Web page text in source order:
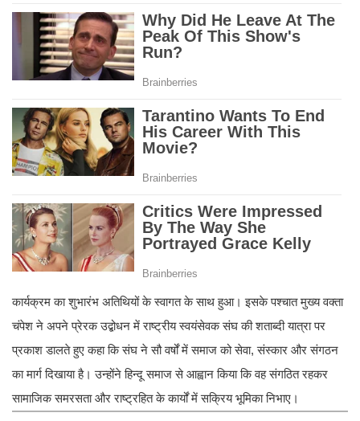
कार्यक्रम का शुभारंभ अतिथियों के स्वागत के साथ हुआ। इसके पश्चात मुख्य वक्ता
चंपेश ने अपने प्रेरक उद्बोधन में राष्ट्रीय स्वयंसेवक संघ की शताब्दी यात्रा पर
प्रकाश डालते हुए कहा कि संघ ने सौ वर्षों में समाज को सेवा, संस्कार और संगठन
का मार्ग दिखाया है। उन्होंने हिन्दू समाज से आह्वान किया कि वह संगठित रहकर
सामाजिक समरसता और राष्ट्रहित के कार्यों में सक्रिय भूमिका निभाए।